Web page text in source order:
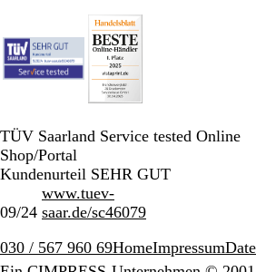
TÜV Saarland Service tested Online
Shop/Portal
Kundenurteil SEHR GUT
09/24
www.tuev-
saar.de/sc46079
030 / 567 960 69HomeImpressum